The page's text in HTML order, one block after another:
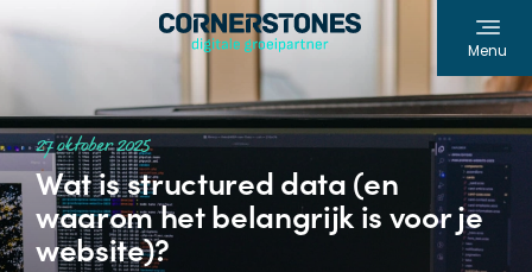
Menu
27 oktober 2025
Wat is structured data (en
waarom het belangrijk is voor je
website)?